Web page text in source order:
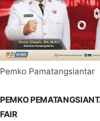
Pemko Pamatangsiantar
PEMKO
FAIR